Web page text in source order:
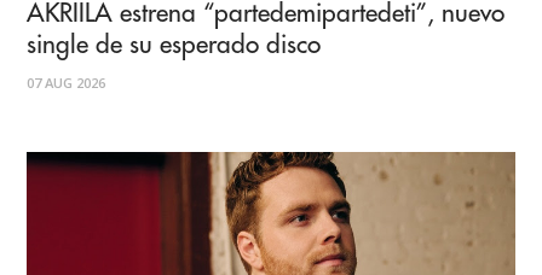
AKRIILA estrena “partedemipartedeti”, nuevo
single de su esperado disco
07 AUG 2026